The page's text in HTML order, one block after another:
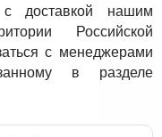
с доставкой нашим
Российской
с менеджерами
в разделе